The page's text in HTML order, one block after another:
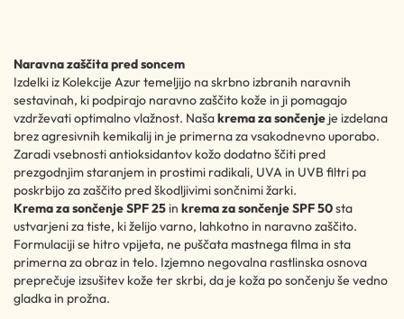
Naravna zaščita pred soncem
Izdelki iz Kolekcije Azur temeljijo na skrbno izbranih naravnih
sestavinah, ki podpirajo naravno zaščito kože in ji pomagajo
vzdrževati optimalno vlažnost. Našakrema za sončenje je izdelana
brez agresivnih kemikalij in je primerna za vsakodnevno uporabo.
Zaradi vsebnosti antioksidantov kožo dodatno ščiti pred
prezgodnjim staranjem in prostimi radikali, UVA in UVB filtri pa
poskrbijo za zaščito pred škodljivimi sončnimi žarki.
Krema za sončenje SPF 25in krema za sončenje SPF 50sta
ustvarjeni za tiste, ki želijo varno, lahkotno in naravno zaščito.
Formulaciji se hitro vpijeta, ne puščata mastnega filma in sta
primerna za obraz in telo. Izjemno negovalna rastlinska osnova
preprečuje izsušitev kože ter skrbi, da je koža po sončenju še vedno
gladka in prožna.